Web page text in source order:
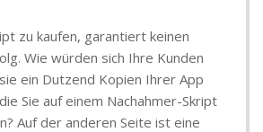
zu kaufen, garantiert keinen
Wie würden sich Ihre Kunden
ein Dutzend Kopien Ihrer App
Sie auf einem Nachahmer-Skript
Auf der anderen Seite ist eine